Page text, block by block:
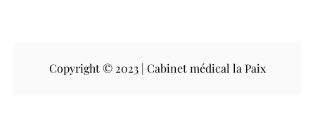
Copyright © 2023 | Cabinet médical la Paix